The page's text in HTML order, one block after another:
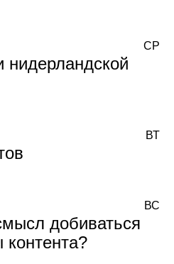
СР
ВТ
добиваться
контента?
ВС